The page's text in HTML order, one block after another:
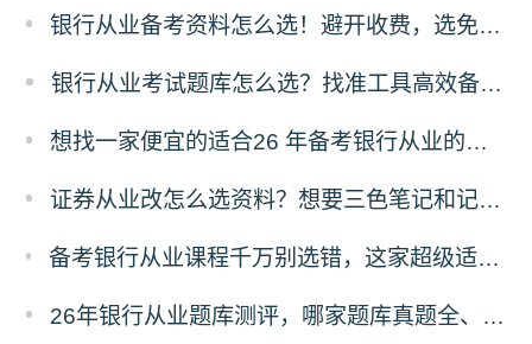
银行从业备考资料怎么选！避开收费，选免费资料，省太多！
银行从业考试题库怎么选？找准工具高效备考！
想找一家便宜的适合26 年备考银行从业的刷题题库，求推荐！
证券从业改怎么选资料？想要三色笔记和记忆口诀资料哪里有？
备考银行从业课程千万别选错，这家超级适合零基础，主要还实惠！
26年银行从业题库测评，哪家题库真题全、免费东西多？